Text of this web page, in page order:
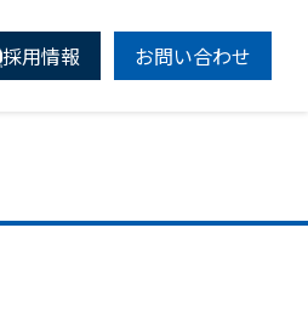
採用情報 お問い合わせ